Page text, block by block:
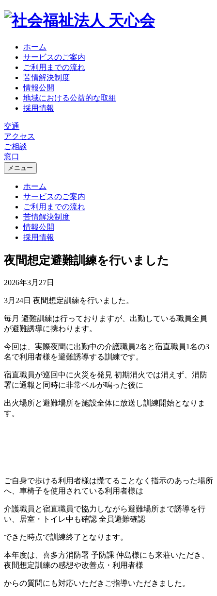
Skip
ホーム
サービスのご案内
ご利用までの流れ
苦情解決制度
情報公開
地域における公益的な取組
採用情報
交通
アクセス
ご相談
窓口
メニュー
ホーム
サービスのご案内
ご利用までの流れ
苦情解決制度
情報公開
採用情報
夜間想定避難訓練を行いました
2026年3月27日
3月24日 夜間想定訓練を行いました。
毎月 避難訓練は行っておりますが、出勤している職員全員
が避難誘導に携わります。
今回は、実際夜間に出勤中の介護職員2名と宿直職員1名の3
名で利用者様を避難誘導する訓練です。
宿直職員が巡回中に火災を発見 初期消火では消えず、消防
署に通報と同時に非常ベルが鳴った後に
出火場所と避難場所を施設全体に放送し訓練開始となりま
す。
ご自身で歩ける利用者様は慌てることなく指示のあった場所
へ、車椅子を使用されている利用者様は
介護職員と宿直職員で協力しながら避難場所まで誘導を行
い、居室・トイレ中も確認 全員避難確認
できた時点で訓練終了となります。
本年度は、喜多方消防署 予防課 仲島様にも来荘いただき、
夜間想定訓練の感想や改善点・利用者様
からの質問にも対応いただきご指導いただきました。